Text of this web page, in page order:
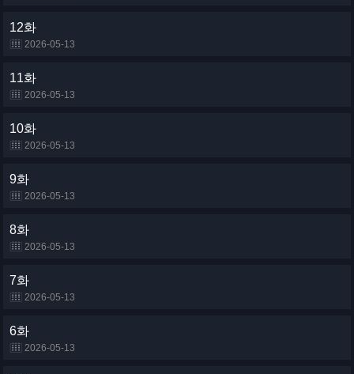
12화
2026-05-13
11화
2026-05-13
10화
2026-05-13
9화
2026-05-13
8화
2026-05-13
7화
2026-05-13
6화
2026-05-13